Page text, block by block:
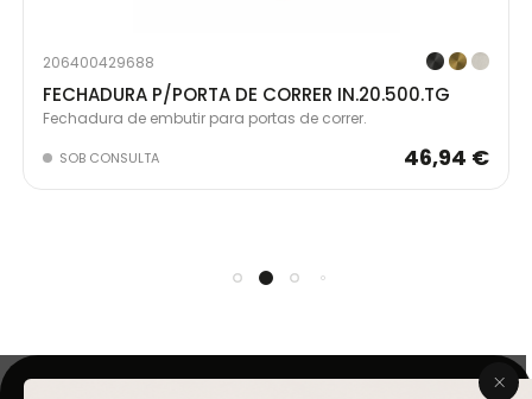
206400429688
FECHADURA P/PORTA DE CORRER IN.20.500.TG
Fechadura de embutir para portas de correr.
SOB CONSULTA 46,94 €